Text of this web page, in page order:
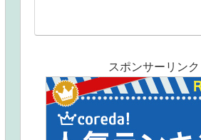
スポンサーリンク